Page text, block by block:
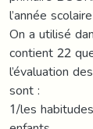
l’année
On a utilisé
contient 22
l’évaluation
sont :
1/les